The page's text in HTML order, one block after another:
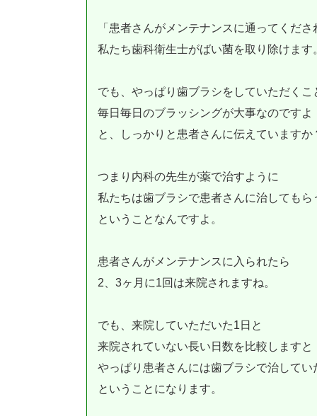
「患者さんがメンテナンスに通ってくださ
私たち歯科衛生士がばい菌を取り除けます
でも、やっぱり歯ブラシをしていただくこ
毎日毎日のブラッシングが大事なのですよ
と、しっかりと患者さんに伝えていますか
つまり内科の先生が薬で治すように
私たちは歯ブラシで患者さんに治してもら
ということなんですよ。
患者さんがメンテナンスに入られたら
2、3ヶ月に1回は来院されますね。
でも、来院していただいた1日と
来院されていない長い日数を比較しますと
やっぱり患者さんには歯ブラシで治してい
ということになります。